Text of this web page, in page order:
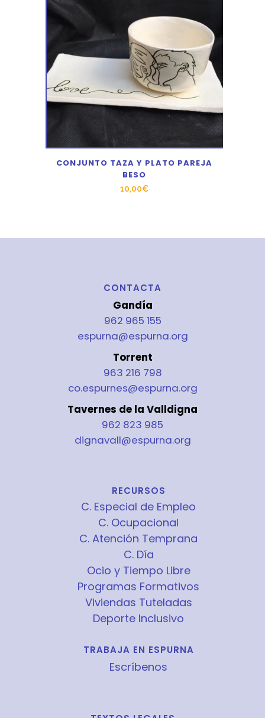
CONJUNTO TAZA Y PLATO PAREJA
BESO
10,00€
CONTACTA
Gandía
962 965 155
espurna@espurna.org
Torrent
963 216 798
co.espurnes@espurna.org
Tavernes de la Valldigna
962 823 985
dignavall@espurna.org
RECURSOS
C. Especial de Empleo
C. Ocupacional
C. Atención Temprana
C. Día
Ocio y Tiempo Libre
Programas Formativos
Viviendas Tuteladas
Deporte Inclusivo
TRABAJA EN ESPURNA
Escríbenos